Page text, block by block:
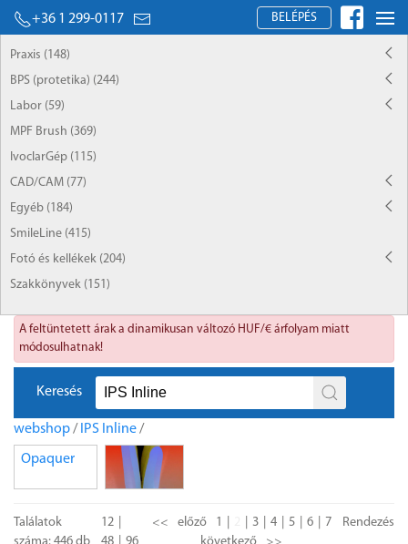
+36 1 299-0117 BELÉPÉS
Praxis (148)
BPS (protetika) (244)
Labor (59)
MPF Brush (369)
IvoclarGép (115)
CAD/CAM (77)
Egyéb (184)
SmileLine (415)
Fotó és kellékek (204)
Szakkönyvek (151)
A feltüntetett árak a dinamikusan változó HUF/€ árfolyam miatt
módosulhatnak!
Keresés
webshop/ IPS Inline/
Opaquer
Találatok
12
<< előző 1 3 4 5 6
7
Rendezés